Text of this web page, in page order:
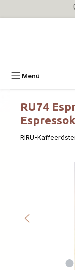
Zum Hauptinhalt
Menü
RU74
RIRU-